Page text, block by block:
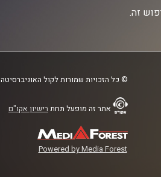
זה.
© כל הזכויות שמורות לקול האוניברסיטה
אתר זה מופעל תחת רישיון אקו"ם
Powered by Media Forest